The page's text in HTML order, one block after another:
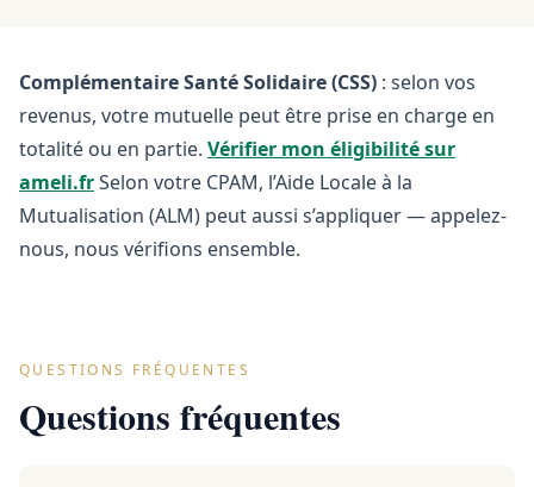
Complémentaire Santé Solidaire (CSS) : selon vos
revenus, votre mutuelle peut être prise en charge en
totalité ou en partie. Vérifier mon éligibilité sur
ameli.frSelon votre CPAM, l’Aide Locale à la
Mutualisation (ALM) peut aussi s’appliquer — appelez-
nous, nous vérifions ensemble.
QUESTIONS FRÉQUENTES
Questions fréquentes